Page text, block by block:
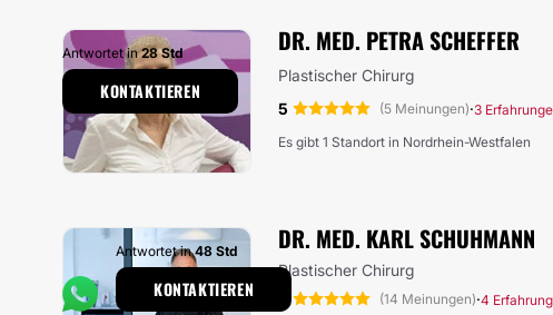
DR. MED. PETRA SCHEFFER
Plastischer Chirurg
5
(5 Meinungen)·3
Es gibt 1 Standort in Nordrhein-Westfalen
Antwortet in28 Std
KONTAKTIEREN
DR. MED. KARL SCHUHMANN
Plastischer Chirurg
(14 Meinungen)·4
Antwortet in48 Std
KONTAKTIEREN